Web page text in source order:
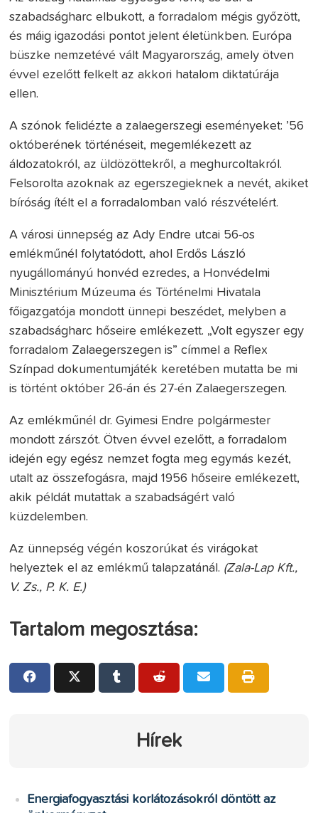
szabadságharc elbukott, a forradalom mégis győzött,
és máig igazodási pontot jelent életünkben. Európa
büszke nemzetévé vált Magyarország, amely ötven
évvel ezelőtt felkelt az akkori hatalom diktatúrája
ellen.
A szónok felidézte a zalaegerszegi eseményeket: ’56
októberének történéseit, megemlékezett az
áldozatokról, az üldözöttekről, a meghurcoltakról.
Felsorolta azoknak az egerszegieknek a nevét, akiket
bíróság ítélt el a forradalomban való részvételért.
A városi ünnepség az Ady Endre utcai 56-os
emlékműnél folytatódott, ahol Erdős László
nyugállományú honvéd ezredes, a Honvédelmi
Minisztérium Múzeuma és Történelmi Hivatala
főigazgatója mondott ünnepi beszédet, melyben a
szabadságharc hőseire emlékezett. „Volt egyszer egy
forradalom Zalaegerszegen is” címmel a Reflex
Színpad dokumentumjáték keretében mutatta be mi
is történt október 26-án és 27-én Zalaegerszegen.
Az emlékműnél dr. Gyimesi Endre polgármester
mondott zárszót. Ötven évvel ezelőtt, a forradalom
idején egy egész nemzet fogta meg egymás kezét,
utalt az összefogásra, majd 1956 hőseire emlékezett,
akik példát mutattak a szabadságért való
küzdelemben.
Az ünnepség végén koszorúkat és virágokat
helyeztek el az emlékmű talapzatánál. (Zala-Lap Kft.,
V. Zs., P. K. E.)
Tartalom megosztása:
Hírek
Energiafogyasztási korlátozásokról döntött az